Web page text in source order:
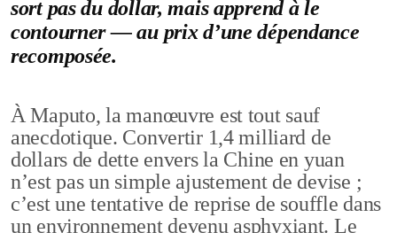
sort pas du dollar, mais apprend à le
contourner — au prix d’une dépendance
recomposée.
À Maputo, la manœuvre est tout sauf
anecdotique. Convertir 1,4 milliard de
dollars de dette envers la Chine en yuan
n’est pas un simple ajustement de devise ;
c’est une tentative de reprise de souffle dans
un environnement devenu asphyxiant. Le